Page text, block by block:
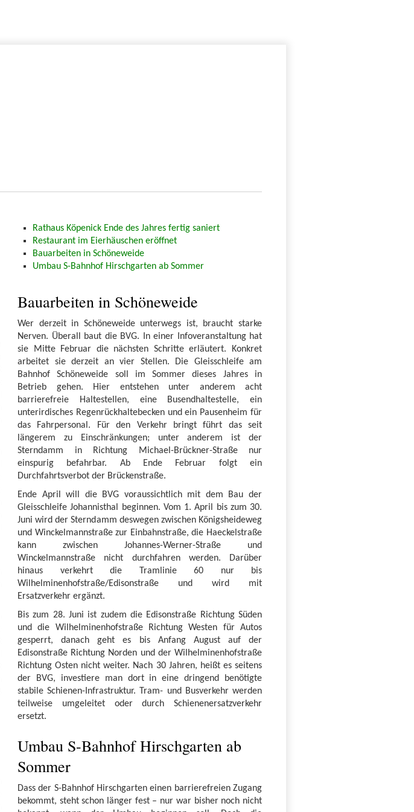
Rathaus Köpenick Ende des Jahres fertig saniert
Restaurant im Eierhäuschen eröffnet
Bauarbeiten in Schöneweide
Umbau S-Bahnhof Hirschgarten ab Sommer
Bauarbeiten in Schöneweide
Wer derzeit in Schöneweide unterwegs ist, braucht starke
Nerven. Überall baut die BVG. In einer Infoveranstaltung hat
sie Mitte Februar die nächsten Schritte erläutert. Konkret
arbeitet sie derzeit an vier Stellen. Die Gleisschleife am
Bahnhof Schöneweide soll im Sommer dieses Jahres in
Betrieb gehen. Hier entstehen unter anderem acht
barrierefreie Haltestellen, eine Busendhaltestelle, ein
unterirdisches Regenrückhaltebecken und ein Pausenheim für
das Fahrpersonal. Für den Verkehr bringt führt das seit
längerem zu Einschränkungen; unter anderem ist der
Sterndamm in Richtung Michael-Brückner-Straße nur
einspurig befahrbar. Ab Ende Februar folgt ein
Durchfahrtsverbot der Brückenstraße.
Ende April will die BVG voraussichtlich mit dem Bau der
Gleisschleife Johannisthal beginnen. Vom 1. April bis zum 30.
Juni wird der Sterndamm deswegen zwischen Königsheideweg
und Winckelmannstraße zur Einbahnstraße, die Haeckelstraße
kann zwischen Johannes-Werner-Straße und
Winckelmannstraße nicht durchfahren werden. Darüber
hinaus verkehrt die Tramlinie 60 nur bis
Wilhelminenhofstraße/Edisonstraße und wird mit
Ersatzverkehr ergänzt.
Bis zum 28. Juni ist zudem die Edisonstraße Richtung Süden
und die Wilhelminenhofstraße Richtung Westen für Autos
gesperrt, danach geht es bis Anfang August auf der
Edisonstraße Richtung Norden und der Wilhelminenhofstraße
Richtung Osten nicht weiter. Nach 30 Jahren, heißt es seitens
der BVG, investiere man dort in eine dringend benötigte
stabile Schienen-Infrastruktur. Tram- und Busverkehr werden
teilweise umgeleitet oder durch Schienenersatzverkehr
ersetzt.
Umbau S-Bahnhof Hirschgarten ab
Sommer
Dass der S-Bahnhof Hirschgarten einen barrierefreien Zugang
bekommt, steht schon länger fest – nur war bisher noch nicht